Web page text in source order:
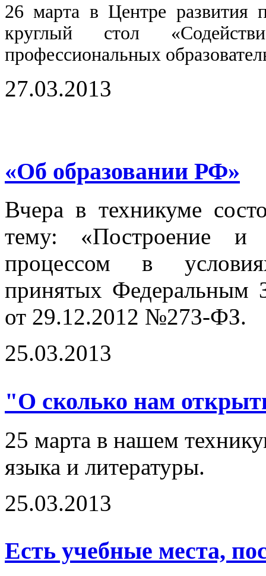
26 марта в Центре развития
круглый стол
профессиональных
27.03.2013
«Об образовании РФ»
Вчера в техникуме
тему: «Построение и
процессом в
принятых Федеральным
от 29.12.2012 №273-ФЗ.
25.03.2013
"О сколько нам
25 марта в нашем
языка и литературы.
25.03.2013
Есть учебные места,